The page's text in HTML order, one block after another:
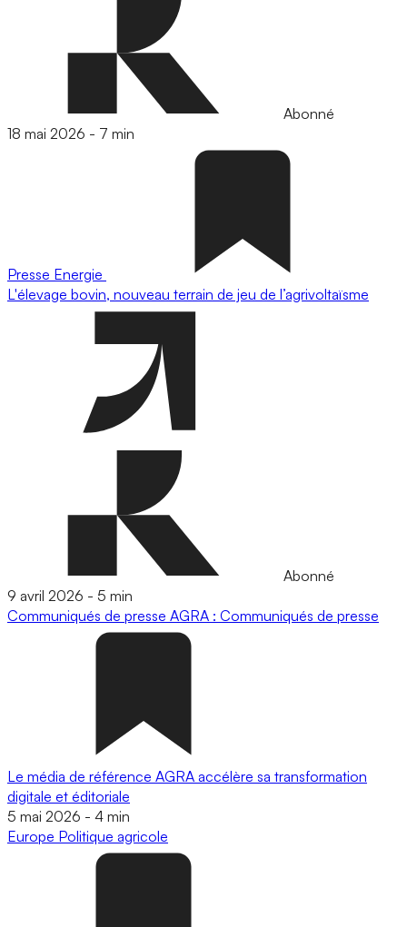
Abonné
18 mai 2026 - 7 min
Presse Energie
L'élevage bovin, nouveau terrain de jeu de l’agrivoltaïsme
Abonné
9 avril 2026 - 5 min
Communiqués de presse AGRA : Communiqués de presse
Le média de référence AGRA accélère sa transformation
digitale et éditoriale
5 mai 2026 - 4 min
Europe Politique agricole